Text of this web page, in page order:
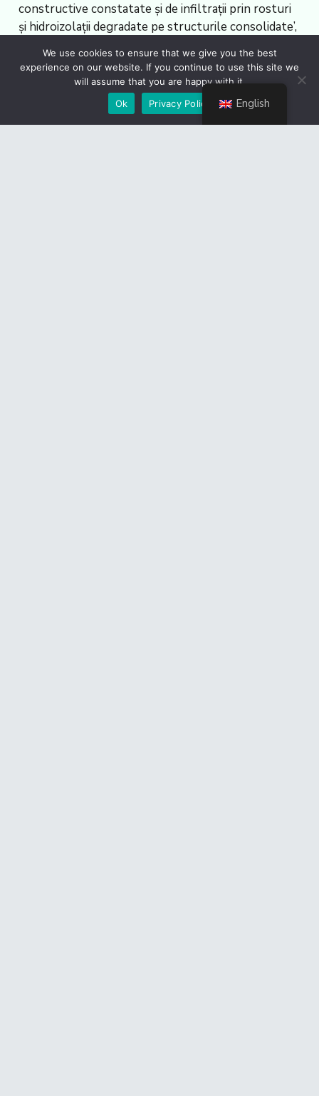
constructive constatate și de infiltrații prin rosturi
și hidroizolații degradate pe structurile consolidate’,
Irinela Vișan, editor: Mihai Simionescu, editor online:
Adrian Dădârlat)
English
We use cookies to ensure that we give you the best
experience on our website. If you continue to use this site we
will assume that you are happy with it.
Ok
Privacy Policy